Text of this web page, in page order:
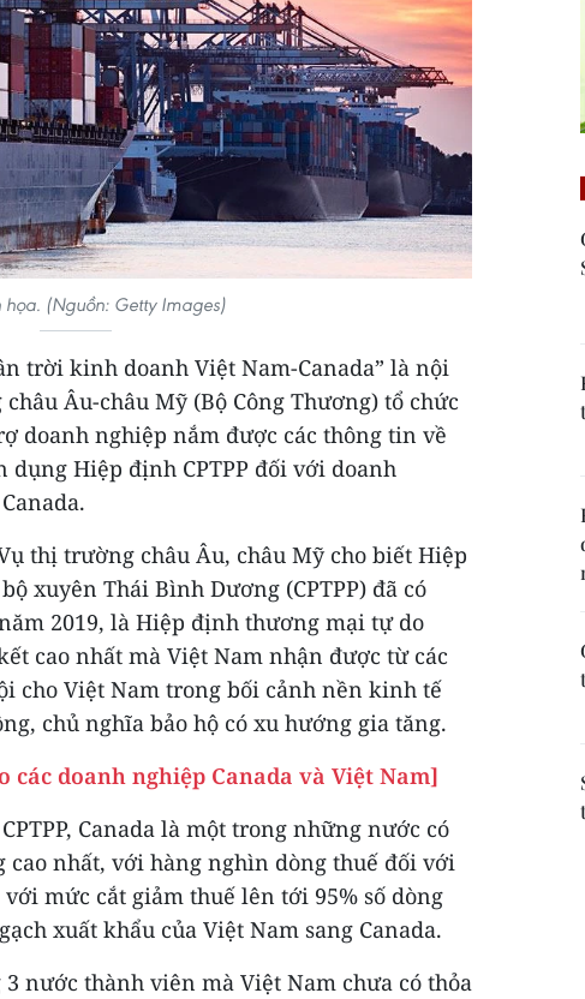
họa. (Nguồn: Getty Images)
trời kinh doanh Việt Nam-Canada” là nội
Âu-châu Mỹ (Bộ Công Thương) tổ chức
doanh nghiệp nắm được các thông tin về
Hiệp định CPTPP đối với doanh
thị trường châu Âu, châu Mỹ cho biết Hiệp
xuyên Thái Bình Dương (CPTPP) đã có
2019, là Hiệp định thương mại tự do
cao nhất mà Việt Nam nhận được từ các
cho Việt Nam trong bối cảnh nền kinh tế
chủ nghĩa bảo hộ có xu hướng gia tăng.
các doanh nghiệp Canada và Việt Nam]
Canada là một trong những nước có
nhất, với hàng nghìn dòng thuế đối với
mức cắt giảm thuế lên tới 95% số dòng
xuất khẩu của Việt Nam sang Canada.
nước thành viên mà Việt Nam chưa có thỏa